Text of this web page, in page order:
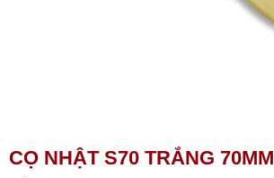
CỌ NHẬT S70 TRẮNG 70MM